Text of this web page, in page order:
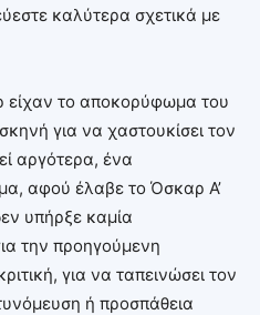
καλύτερα σχετικά με
είχαν το αποκορύφωμα του
για να χαστουκίσει τον
αργότερα, ένα
αφού έλαβε το Όσκαρ Α’
υπήρξε καμία
την προηγούμενη
για να ταπεινώσει τον
ή προσπάθεια